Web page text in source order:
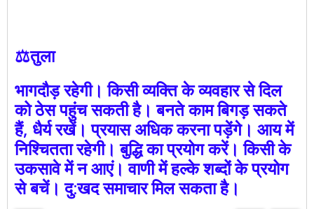
⚖️तुला
भागदौड़ रहेगी। किसी व्यक्ति के व्यवहार से दिल
को ठेस पहुंच सकती है। बनते काम बिगड़ सकते
हैं, धैर्य रखें। प्रयास अधिक करना पड़ेंगे। आय में
निश्चितता रहेगी। बुद्धि का प्रयोग करें। किसी के
उकसावे में न आएं। वाणी में हल्के शब्दों के प्रयोग
से बचें। दु:खद समाचार मिल सकता है।